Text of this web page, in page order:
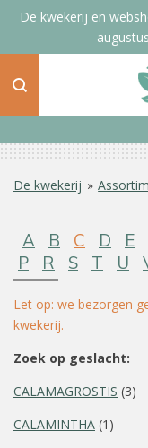
Ga
de
De kwekerij en
De kwekerij »
A B C D E
P
R S T U
Let op: we bezorgen
kwekerij.
Zoek op geslacht:
CALAMAGROSTIS (3)
CALAMINTHA (1)